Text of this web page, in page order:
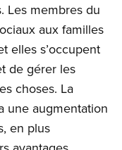
Les membres du
aux familles
elles s’occupent
de gérer les
choses. La
une augmentation
en plus